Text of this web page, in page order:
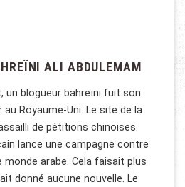
ALI ABDULEMAM
un blogueur bahreïni fuit son
Royaume-Uni. Le site de la
de pétitions chinoises.
lance une campagne contre
monde arabe. Cela faisait plus
donné aucune nouvelle. Le